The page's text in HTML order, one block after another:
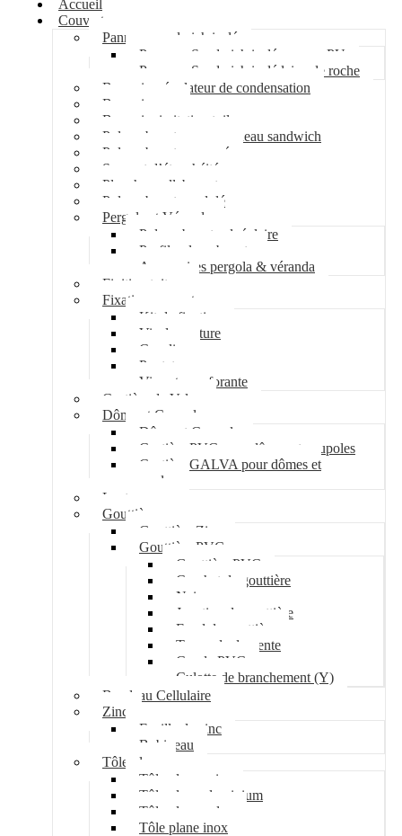
Accueil
Couverture
Panneau sandwich isolé
Panneau Sandwich isolé mousse PU
Panneau Sandwich isolé laine de roche
Bac acier régulateur de condensation
Bac acier sec
Bac acier imitation tuile
Polycarbonate pour panneau sandwich
Polycarbonate nervuré
Support d’étanchéité
Plancher collaborant
Polycarbonate ondulé
Pergola et Véranda
Polycarbonate alvéolaire
Profil polycarbonate
Accessoires pergola & véranda
Finition toiture
Fixation couverture
Kit de fixation
Vis de couture
Cavalier
Pontet
Vis auto-perforante
Costière de Velux
Dôme et Coupole
Dôme et Coupole
Costière PVC pour dômes et coupoles
Costière GALVA pour dômes et
coupoles
Lanterneau
Gouttière
Gouttière Zinc
Gouttière PVC
Gouttière PVC
Crochet de gouttière
Naissance
Jonction de gouttière
Fond de gouttière
Tuyau de descente
Coude PVC
Culotte de branchement (Y)
Bandeau Cellulaire
Zinc
Feuille de zinc
Bobineau
Tôle plane
Tôle plane acier
Tôle plane aluminium
Tôle plane galva
Tôle plane inox